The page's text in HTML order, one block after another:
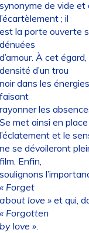
de vide et
; il
la porte ouverte
À cet
d’un trou
dans les
les
met ainsi en
et le
se dévoileront
Enfin,
Forget
love »et qui,
Forgotten
love ».